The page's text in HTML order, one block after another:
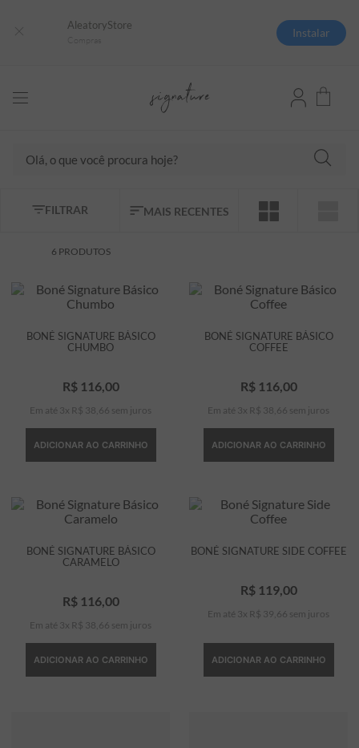
AleatoryStore
Instalar
MAIS RECENTES
FILTRAR
6 PRODUTOS
BONÉ SIGNATURE BÁSICO
CHUMBO
R$ 116, 00
Em até 3 x R$ 38 66 sem juros
ADICIONAR AO CARRINHO
BONÉ SIGNATURE BÁSICO
COFFEE
R$ 116, 00
Em até 3 x R$ 38 66 sem juros
ADICIONAR AO CARRINHO
BONÉ SIGNATURE BÁSICO
CARAMELO
R$ 116, 00
Em até 3 x R$ 38 66 sem juros
ADICIONAR AO CARRINHO
BONÉ SIGNATURE SIDE COFFEE
R$ 119, 00
Em até 3 x R$ 39 66 sem juros
ADICIONAR AO CARRINHO
1º
camisas polo
pima
bermuda
manga longa
kids